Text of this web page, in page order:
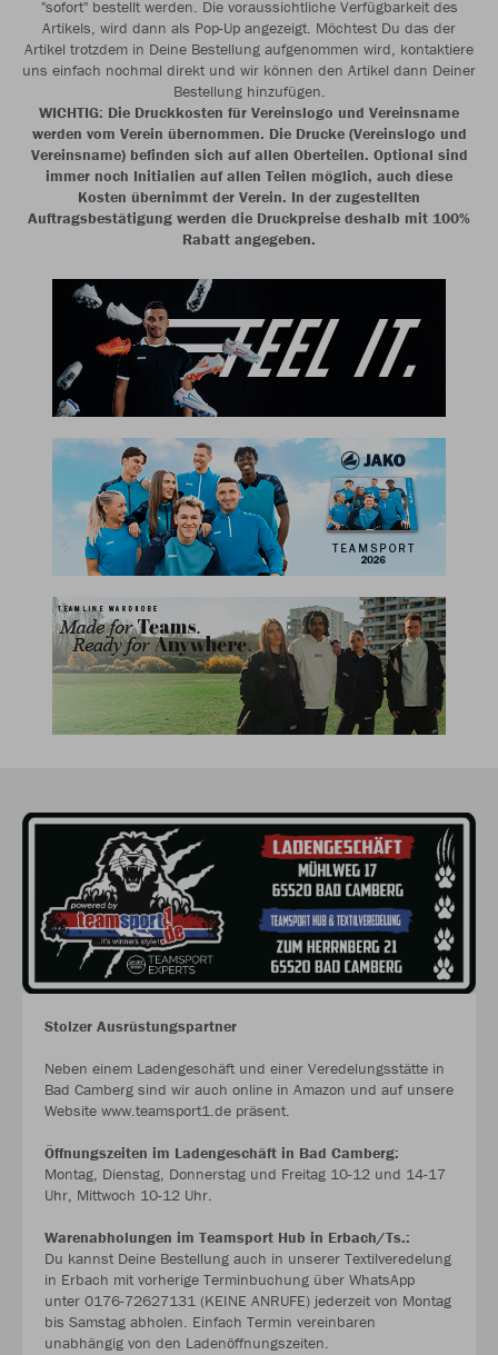
"sofort" bestellt werden. Die voraussichtliche Verfügbarkeit des
Artikels, wird dann als Pop-Up angezeigt. Möchtest Du das der
Artikel trotzdem in Deine Bestellung aufgenommen wird, kontaktiere
uns einfach nochmal direkt und wir können den Artikel dann Deiner
Bestellung hinzufügen.
WICHTIG: Die Druckkosten für Vereinslogo und Vereinsname
werden vom Verein übernommen. Die Drucke (Vereinslogo und
Vereinsname) befinden sich auf allen Oberteilen. Optional sind
immer noch Initialien auf allen Teilen möglich, auch diese
Kosten übernimmt der Verein. In der zugestellten
Auftragsbestätigung werden die Druckpreise deshalb mit 100%
Rabatt angegeben.
Stolzer Ausrüstungspartner
Neben einem Ladengeschäft und einer Veredelungsstätte in
Bad Camberg sind wir auch online in Amazon und auf unsere
Website www.teamsport1.de präsent.
Öffnungszeiten im Ladengeschäft in Bad Camberg:
Montag, Dienstag, Donnerstag und Freitag 10-12 und 14-17
Uhr, Mittwoch 10-12 Uhr.
Warenabholungen im Teamsport Hub in Erbach/Ts.:
Du kannst Deine Bestellung auch in unserer Textilveredelung
in Erbach mit vorherige Terminbuchung über WhatsApp
unter 0176-72627131 (KEINE ANRUFE) jederzeit von Montag
bis Samstag abholen. Einfach Termin vereinbaren
unabhängig von den Ladenöffnungszeiten.